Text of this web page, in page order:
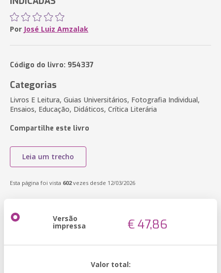
Por José Luiz Amzalak
Código do livro: 954337
Categorias
Livros E Leitura, Guias Universitários, Fotografia Individual,
Ensaios, Educação, Didáticos, Crítica Literária
Compartilhe este livro
Leia um trecho
Esta página foi vista 602vezes desde 12/03/2026
Versão
impressa € 47,86
Valor total: